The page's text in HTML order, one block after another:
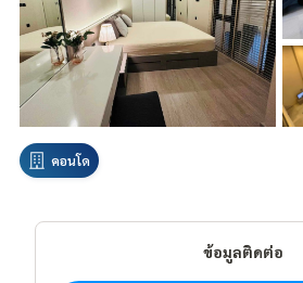
คอนโด
ข้อมูลติดต่อ